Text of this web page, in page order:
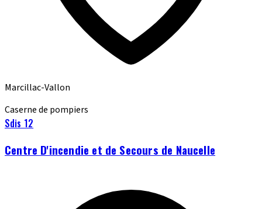
Marcillac-Vallon
Caserne de pompiers
Sdis 12
Centre D'incendie et de Secours de Naucelle